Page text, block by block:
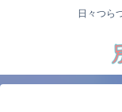
日々つら